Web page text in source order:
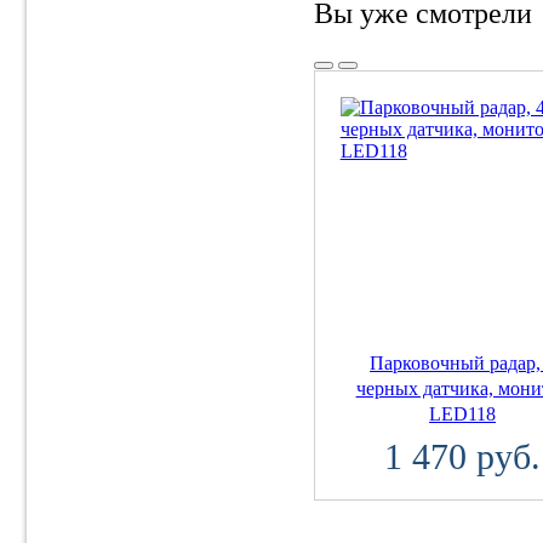
Вы уже смотрели
Парковочный
черных датчика,
LED118
1 470 руб.